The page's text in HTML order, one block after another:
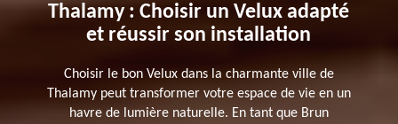
Thalamy : Choisir un Velux adapté
et réussir son installation
Choisir le bon Velux dans la charmante ville de
Thalamy peut transformer votre espace de vie en un
havre de lumière naturelle. En tant que Brun